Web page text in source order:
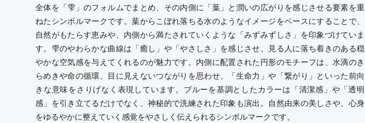
全体を「雫」のフォルムでまとめ、その内側に「葉」と潤いの広がりを感じさせる要素を重
ねたシンボルマークです。葉からこぼれ落ちる水のようなイメージをベースにすることで、
自然がもたらす恵みや、内側から満たされていくような「みずみずしさ」を印象づけていま
す。雫のやわらかな曲線は「癒し」や「やさしさ」を感じさせ、見る人に落ち着きのある穏
やかな空気感を与えてくれるのが魅力です。内側に配置された円形のモチーフは、水滴のき
らめきや命の循環、目に見えないつながりを思わせ、「生命力」や「繋がり」といった前向
きな意味をさりげなく表現しています。ブルーを基調としたカラーは「清潔感」や「透明
感」を引き立てるだけでなく、神秘的で洗練された印象も演出。自然由来の美しさや、心身
をゆるやかに整えていく感覚をやさしく伝えられるシンボルマークです。